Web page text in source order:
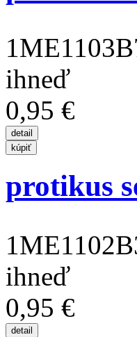
ihneď
0,95 €
protikus
ihneď
0,95 €